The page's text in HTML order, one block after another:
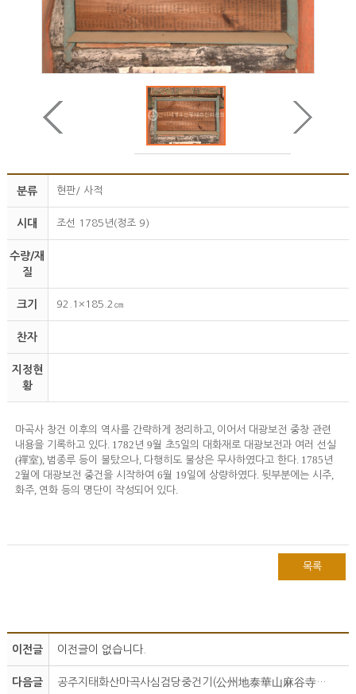
분류 현판/ 사적
시대 조선 1785년(정조 9)
수량/재
질
크기 92.1×185.2㎝
찬자
지정현
황
마곡사 창건 이후의 역사를 간략하게 정리하고, 이어서 대광보전 중창 관련
내용을 기록하고 있다. 1782 년 9월 초5일의 대화재로 대광보전과 여러 선실
(禪室), 범종루 등이 불탔으나, 다행히도 불상은 무사하였다고 한다. 1785 년
2월에 대광보전 중건을 시작하여 6월 19일에 상량하였다. 뒷부분에는 시주,
화주, 연화 등의 명단이 작성되어 있다.
목록
이전글 이전글이 없습니다.
다음글 공주지태화산마곡사심검당중건기(公州地泰華山麻谷寺尋劒堂重建記)